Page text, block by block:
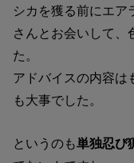
シカを獲る前にエア
さんとお会いして、
た。
アドバイスの内容は
も大事でした。
というのも単独忍び